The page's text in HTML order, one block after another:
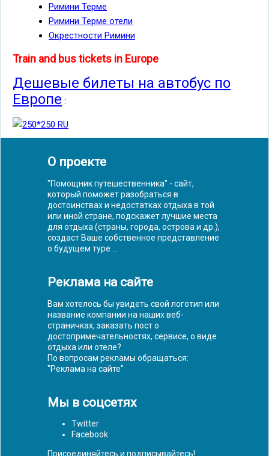
Римини Терме
Римини Терме отели
Окрестности Римини
Train and bus tickets in Europe
Дешевые билеты на автобус по
Европе :
О проекте
"Помощник путешественника" - сайт,
который поможет разобраться в
достоинствах и недостатках отдыха в той
или иной стране, подскажет лучшие места
для отдыха (страны, города, острова и др.),
создаст Ваше собственное представление
о будущем туре ...
Реклама на сайте
Вам хотелось бы увидеть свой логотип или
название компании на наших веб-
страничках, заказать пост о
достопримечательностях, сервисе, о виде
отдыха или отеле?
По вопросам рекламы обращаться:
"Реклама на сайте"
Мы в соцсетях
Twitter
Facebook
Присоединяйтесь и подписывайтесь!